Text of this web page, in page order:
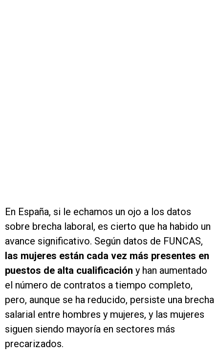
En España, si le echamos un ojo a los datos
sobre brecha laboral, es cierto que ha habido un
avance significativo. Según datos de FUNCAS,
las mujeres están cada vez más presentes en
puestos de alta cualificación y han aumentado
el número de contratos a tiempo completo,
pero, aunque se ha reducido, persiste una brecha
salarial entre hombres y mujeres, y las mujeres
siguen siendo mayoría en sectores más
precarizados.